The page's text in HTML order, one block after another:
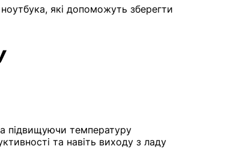
ноутбука, які допоможуть зберегти
підвищуючи температуру
та навіть виходу з ладу